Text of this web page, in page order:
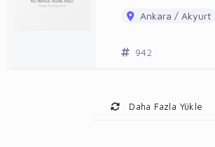
Ankara / Akyurt
942
Daha Fazla Yükle